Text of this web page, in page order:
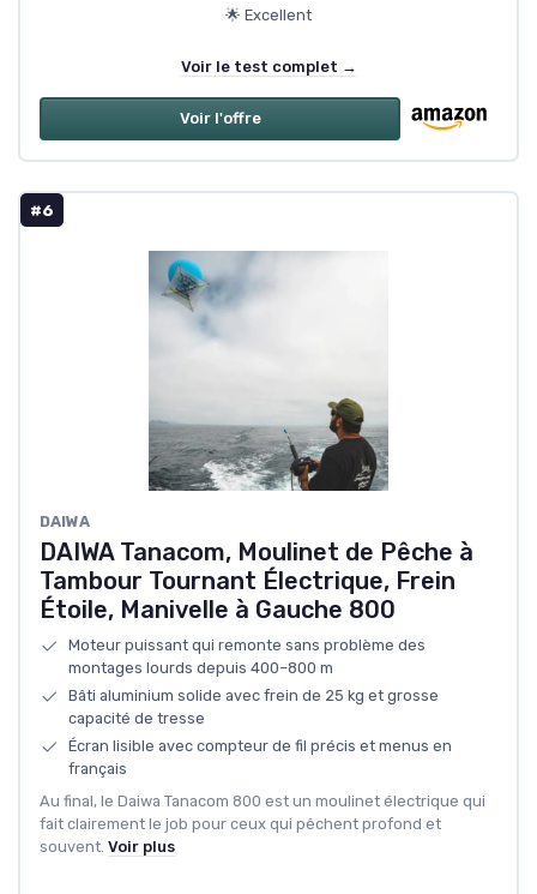
🌟 Excellent
Voir le test complet →
Voir l'offre
#6
DAIWA
DAIWA Tanacom, Moulinet de Pêche à
Tambour Tournant Électrique, Frein
Étoile, Manivelle à Gauche 800
Moteur puissant qui remonte sans problème des
montages lourds depuis 400–800 m
Bâti aluminium solide avec frein de 25 kg et grosse
capacité de tresse
Écran lisible avec compteur de fil précis et menus en
français
Au final, le Daiwa Tanacom 800 est un moulinet électrique qui
fait clairement le job pour ceux qui pêchent profond et
souvent. Voir plus